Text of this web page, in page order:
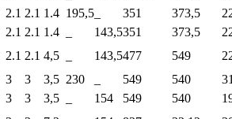
2.1 2.1 1.4 195,5 351 373,5
2.1 2.1 1.4 143,5351 373,5
2.1 2.1 4,5 143,5477 549
3 3 3,5 230 549 540
3 3 3,5 154 549 540